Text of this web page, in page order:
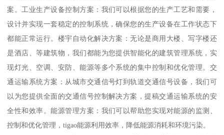
案。工业生产设备控制方案：我们可以根据您的生产工艺和需要，
设计并实现一套稳定的控制系统，确保您的生产设备在工作状态下
都能正常运行。楼宇自动化解决方案：无论是商用大楼、写字楼还
是酒店、等建筑物，我们都能为您提供智能化的建筑管理系统，实
现灯光、空调、安防、能源等多个系统的集中控制和优化管理。交
通运输系统方案：从城市交通信号灯到轨道交通信号设备，我们可
以为您提供全面的交通信号控制解决方案，提稿交通运输系统的安
全性和效率。能源管理方案：我们可以帮助您实现对能源的监测、
控制和优化管理，tigao能源利用效率，降低能源消耗和环境污染。